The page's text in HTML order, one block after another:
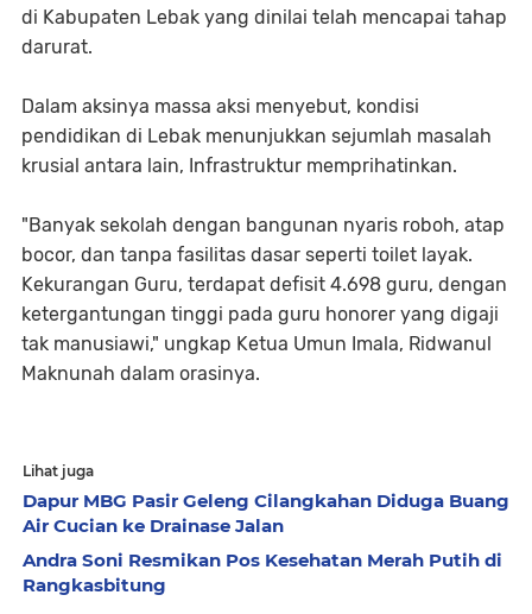
di Kabupaten Lebak yang dinilai telah mencapai tahap
darurat.
Dalam aksinya massa aksi menyebut, kondisi
pendidikan di Lebak menunjukkan sejumlah masalah
krusial antara lain, Infrastruktur memprihatinkan.
"Banyak sekolah dengan bangunan nyaris roboh, atap
bocor, dan tanpa fasilitas dasar seperti toilet layak.
Kekurangan Guru, terdapat defisit 4.698 guru, dengan
ketergantungan tinggi pada guru honorer yang digaji
tak manusiawi," ungkap Ketua Umun Imala, Ridwanul
Maknunah dalam orasinya.
Lihat juga
Dapur MBG Pasir Geleng Cilangkahan Diduga Buang
Air Cucian ke Drainase Jalan
Andra Soni Resmikan Pos Kesehatan Merah Putih di
Rangkasbitung